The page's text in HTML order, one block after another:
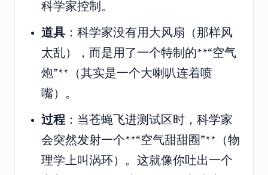
科学家控制。
道具 ：科学家没有用大风扇（那样风
太乱），而是用了一个特制的**“空气
炮”**（其实是一个大喇叭连着喷
嘴）。
过程：当苍蝇飞进测试区时，科学家
会突然发射一个**“空气甜甜圈”**（物
理学上叫涡环）。这就像你吐出一个